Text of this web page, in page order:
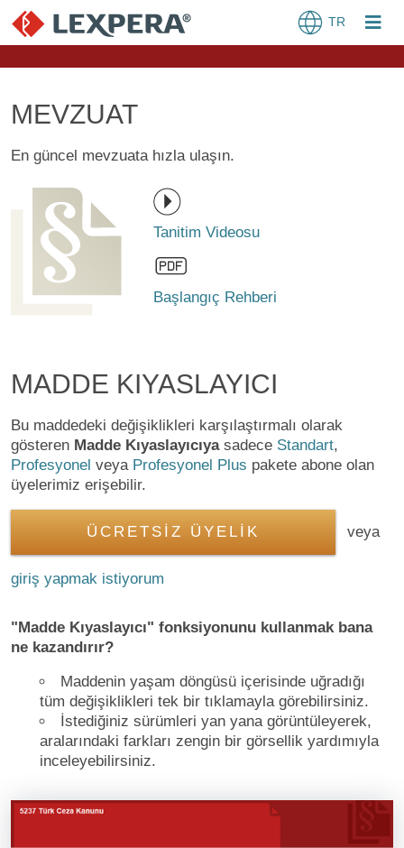
TR
MEVZUAT
En güncel mevzuata hızla ulaşın.
Tanitim Videosu
Başlangıç Rehberi
MADDE KIYASLAYICI
Bu maddedeki değişiklikleri karşılaştırmalı olarak
gösteren Madde Kıyaslayıcıyasadece Standart,
Profesyonel veya Profesyonel Plus pakete abone olan
üyelerimiz erişebilir.
ÜCRETSİZ ÜYELİK veya
giriş yapmak istiyorum
"Madde Kıyaslayıcı" fonksiyonunu kullanmak bana
ne kazandırır?
Maddenin yaşam döngüsü içerisinde uğradığı
tüm değişiklikleri tek bir tıklamayla görebilirsiniz.
İstediğiniz sürümleri yan yana görüntüleyerek,
aralarındaki farkları zengin bir görsellik yardımıyla
inceleyebilirsiniz.